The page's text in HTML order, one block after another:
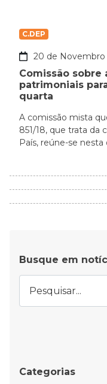
C.DEP
20 de Novembro
Comissão sobre
patrimoniais
quarta
A comissão mista
851/18, que trata da
País, reúne-se nesta
Busque em
Categorias